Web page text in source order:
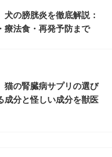
犬の膀胱炎を徹底解説：
療法食・再発予防まで
猫の腎臓病サプリの選び
成分と怪しい成分を獣医